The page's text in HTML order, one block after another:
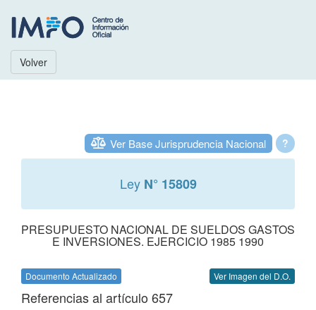
Volver
?
Ver Base Jurisprudencia Nacional
Ley N° 15809
PRESUPUESTO NACIONAL DE SUELDOS GASTOS
E INVERSIONES. EJERCICIO 1985 1990
Documento Actualizado Ver Imagen del D.O.
Referencias al artículo 657